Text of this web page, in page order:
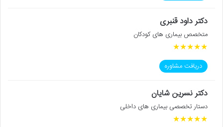
دکتر داود قنبری
متخصص بیماری های کودکان
★
★
★
★
★
دریافت مشاوره
دکتر نسرین شایان
دستار تخصصی بیماری های داخلی
★
★
★
★
★